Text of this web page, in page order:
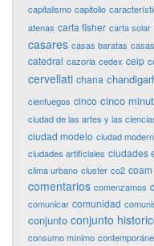
capitalismo capitolio
atenas carta fisher carta solar
casares casas baratas
catedral cazorla cedex ceip
cervellati chana
cienfuegos cinco cinco
ciudad de las artes y las
ciudad modelo ciudad
ciudades artificiales ciudades
clima urbano cluster co2 coam
comentarios comenzamos
comunicar comunidad
conjunto conjunto
consumo mínimo